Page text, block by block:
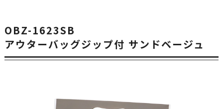
OBZ-1623SB
アウターバッグジップ付 サンドベージュ